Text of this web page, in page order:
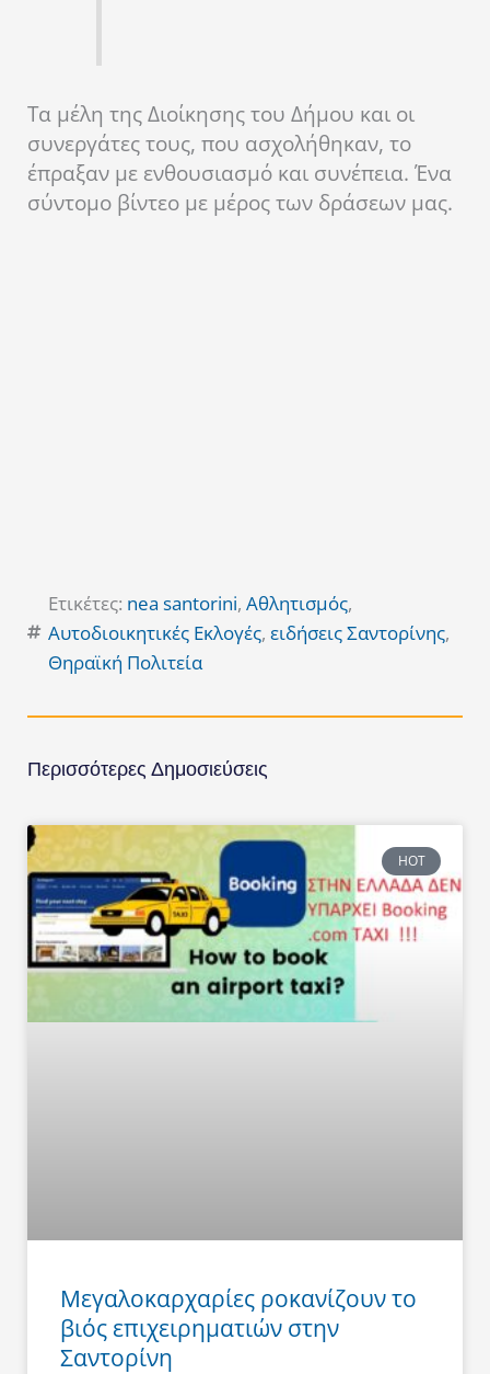
Τα μέλη της Διοίκησης του Δήμου και οι
συνεργάτες τους, που ασχολήθηκαν, το
έπραξαν με ενθουσιασμό και συνέπεια. Ένα
σύντομο βίντεο με μέρος των δράσεων μας.
Ετικέτες: nea santorini, Αθλητισμός,
Αυτοδιοικητικές Εκλογές, ειδήσεις Σαντορίνης,
Θηραϊκή Πολιτεία
Περισσότερες Δημοσιεύσεις
HOT
Μεγαλοκαρχαρίες ροκανίζουν το
βιός επιχειρηματιών στην
Σαντορίνη